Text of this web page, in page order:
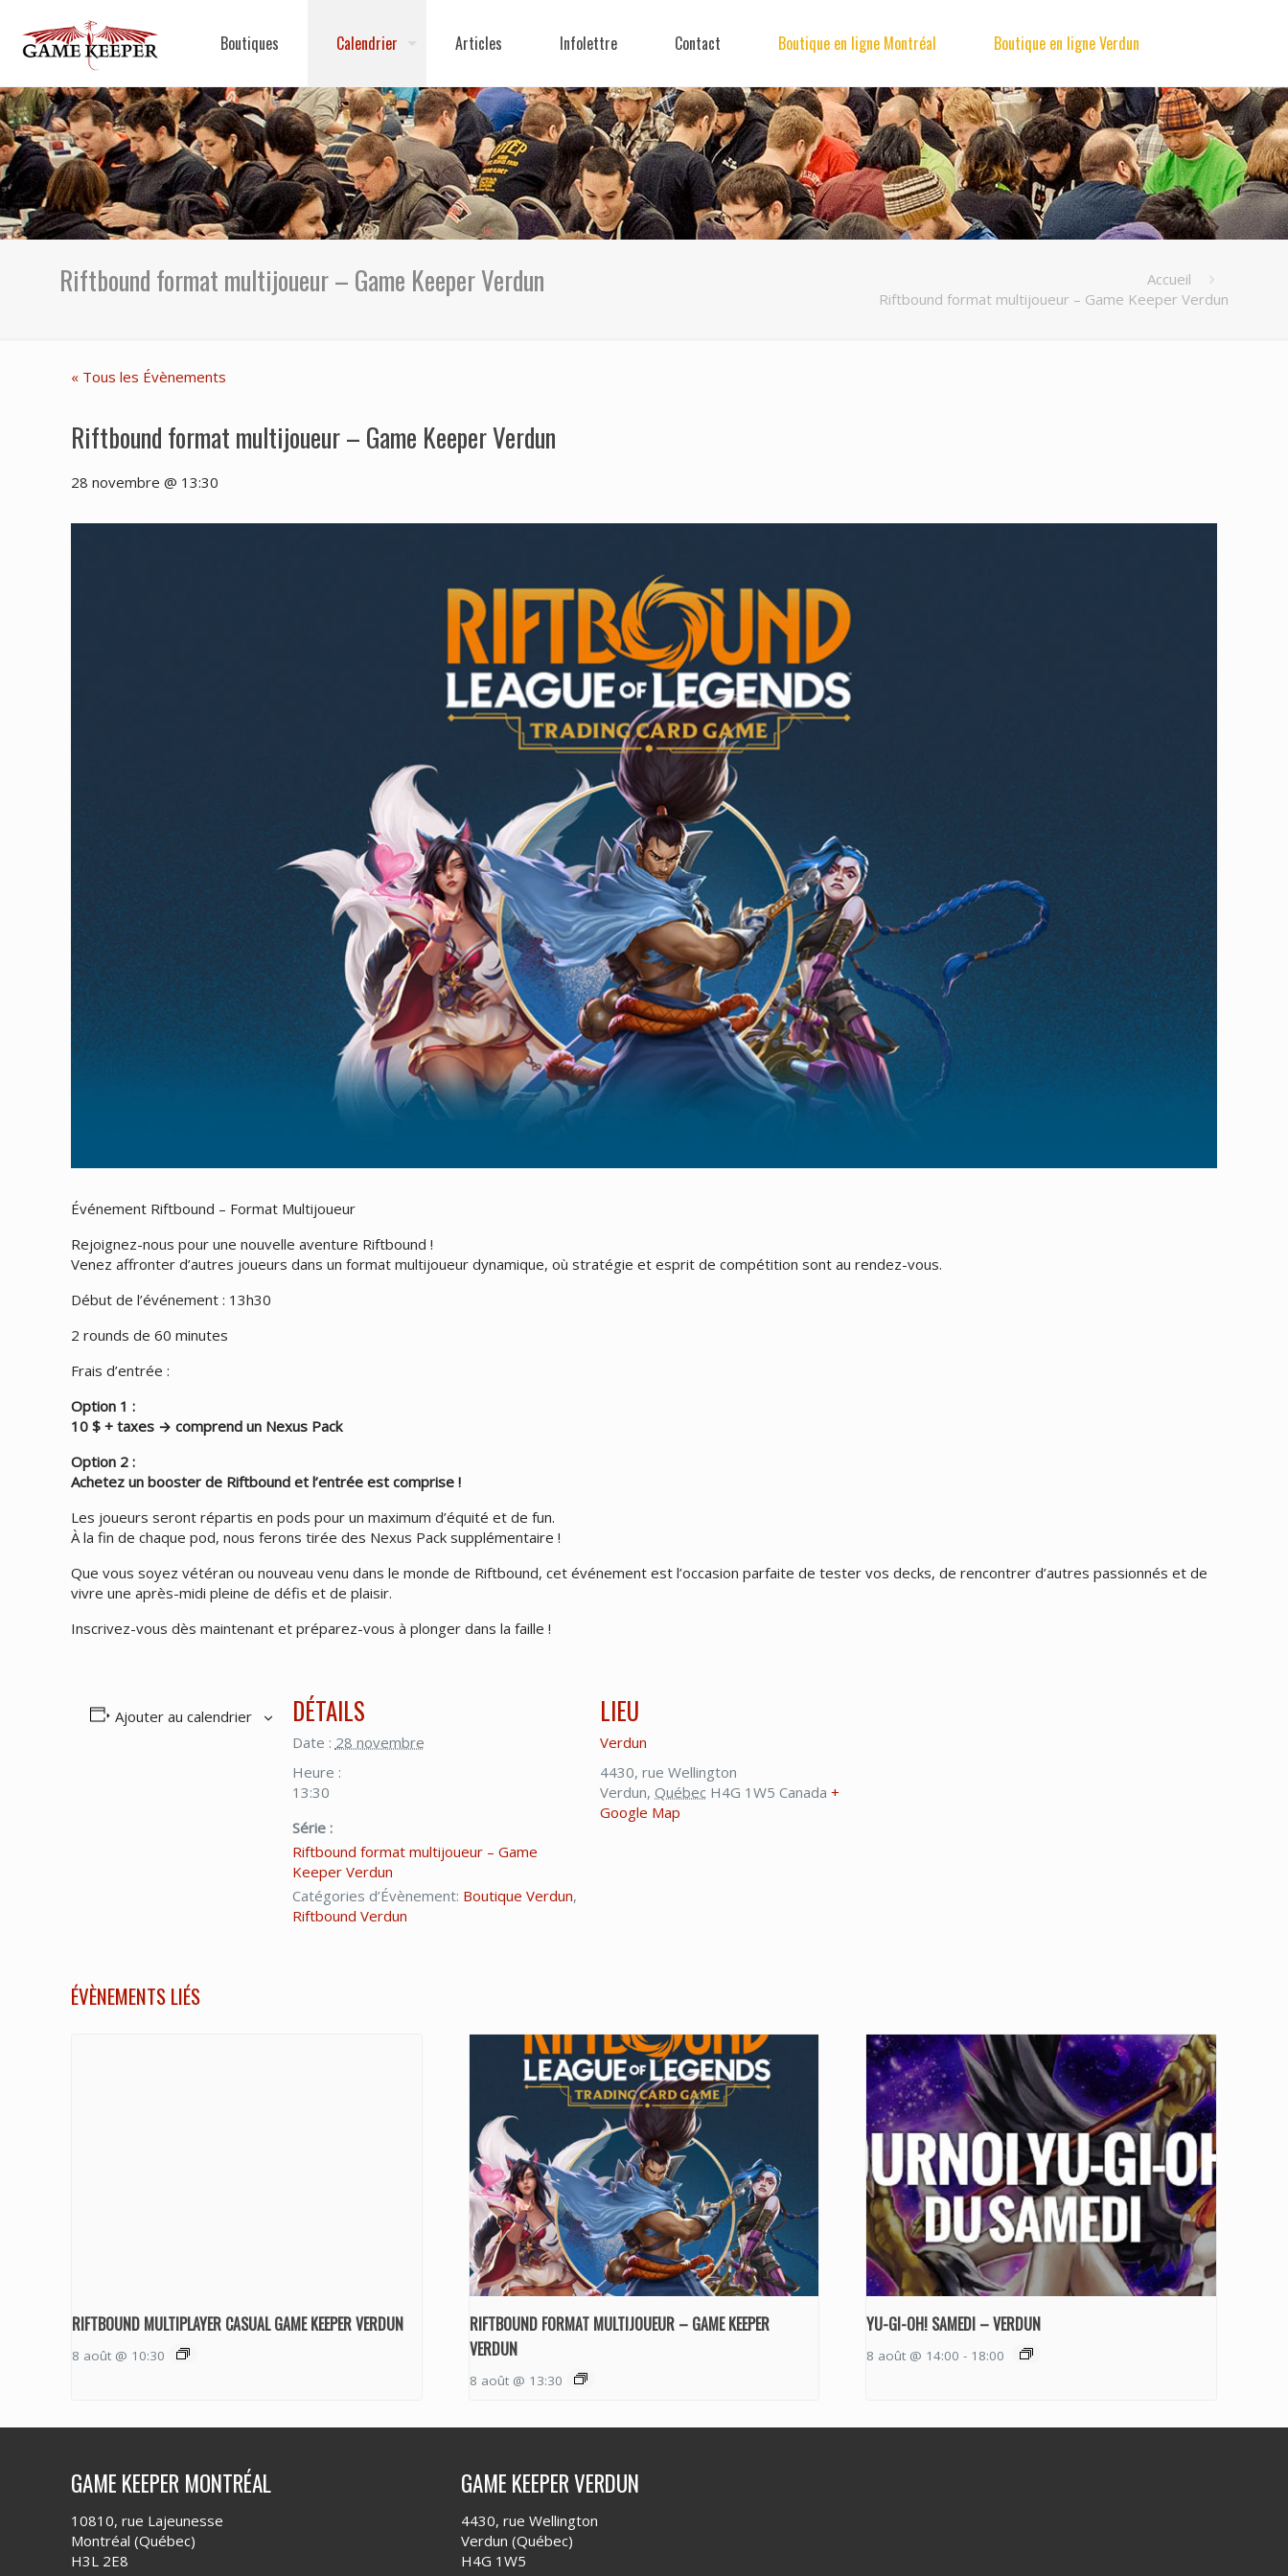
Boutiques Calendrier Articles Infolettre Contact Boutique en ligne Montréal Boutique en ligne Verdun
Riftbound format multijoueur – Game Keeper Verdun
Accueil
Riftbound format multijoueur – Game Keeper Verdun
« Tous les Évènements
Riftbound format multijoueur – Game Keeper Verdun
28 novembre @ 13:30
Événement Riftbound – Format Multijoueur
Rejoignez-nous pour une nouvelle aventure Riftbound !
Venez affronter d’autres joueurs dans un format multijoueur dynamique, où stratégie et esprit de compétition sont au rendez-vous.
Début de l’événement : 13h30
2 rounds de 60 minutes
Frais d’entrée :
Option 1 :
10 $ + taxes → comprend un Nexus Pack
Option 2 :
Achetez un booster de Riftbound et l’entrée est comprise !
Les joueurs seront répartis en pods pour un maximum d’équité et de fun.
À la fin de chaque pod, nous ferons tirée des Nexus Pack supplémentaire !
Que vous soyez vétéran ou nouveau venu dans le monde de Riftbound, cet événement est l’occasion parfaite de tester vos decks, de rencontrer d’autres passionnés et de
vivre une après-midi pleine de défis et de plaisir.
Inscrivez-vous dès maintenant et préparez-vous à plonger dans la faille !
Ajouter au calendrier DÉTAILS
Date : 28 novembre
Heure :
13:30
Série :
Riftbound format multijoueur – Game
Keeper Verdun
Catégories d’Évènement: Boutique Verdun,
Riftbound Verdun
LIEU
Verdun
4430, rue Wellington
Verdun, Québec H4G 1W5 Canada +
Google Map
ÉVÈNEMENTS LIÉS
RIFTBOUND MULTIPLAYER CASUAL GAME KEEPER VERDUN
8 août @ 10:30
RIFTBOUND FORMAT MULTIJOUEUR – GAME KEEPER
VERDUN
8 août @ 13:30
YU-GI-OH! SAMEDI – VERDUN
8 août @ 14:00 - 18:00
GAME KEEPER MONTRÉAL
10810, rue Lajeunesse
Montréal (Québec)
H3L 2E8
GAME KEEPER VERDUN
4430, rue Wellington
Verdun (Québec)
H4G 1W5